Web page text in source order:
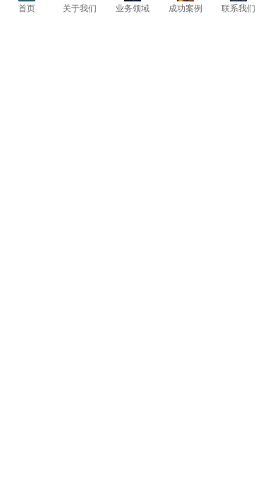
样，企业的整个目标才是带着愿景、
首页 关于我们 业务领域 成功案例 联系我们